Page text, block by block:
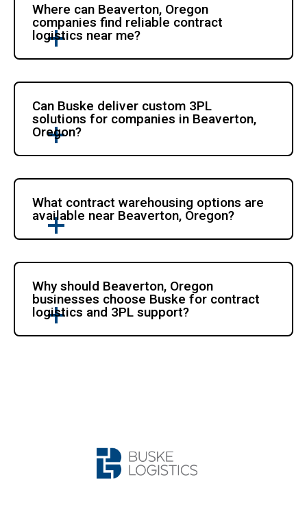
Where can Beaverton, Oregon
companies find reliable contract
logistics near me?
Can Buske deliver custom 3PL
solutions for companies in Beaverton,
Oregon?
What contract warehousing options are
available near Beaverton, Oregon?
Why should Beaverton, Oregon
businesses choose Buske for contract
logistics and 3PL support?